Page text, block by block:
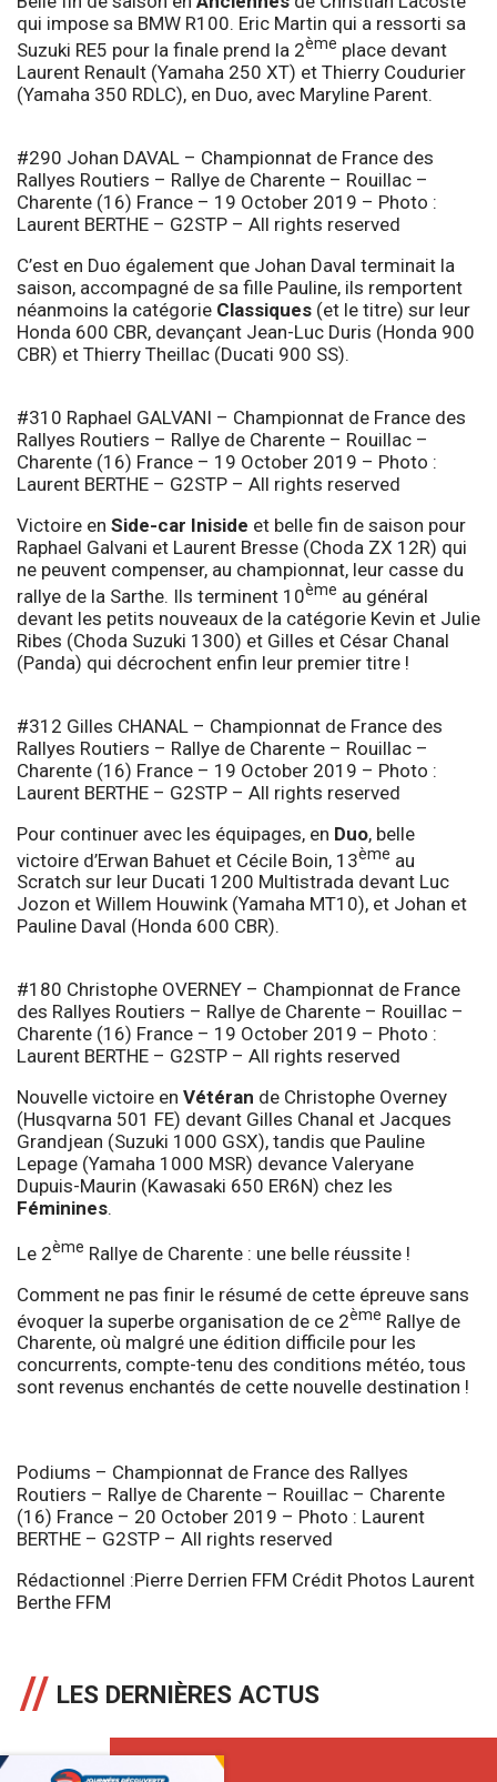
qui impose sa BMW R100. Eric Martin qui a ressorti sa
Suzuki RE5 pour la finale prend la 2ème place devant
Laurent Renault (Yamaha 250 XT) et Thierry Coudurier
(Yamaha 350 RDLC), en Duo, avec Maryline Parent.
#290 Johan DAVAL – Championnat de France des
Rallyes Routiers – Rallye de Charente – Rouillac –
Charente (16) France – 19 October 2019 – Photo :
Laurent BERTHE – G2STP – All rights reserved
C’est en Duo également que Johan Daval terminait la
saison, accompagné de sa fille Pauline, ils remportent
néanmoins la catégorie Classiques (et le titre) sur leur
Honda 600 CBR, devançant Jean-Luc Duris (Honda 900
CBR) et Thierry Theillac (Ducati 900 SS).
#310 Raphael GALVANI – Championnat de France des
Rallyes Routiers – Rallye de Charente – Rouillac –
Charente (16) France – 19 October 2019 – Photo :
Laurent BERTHE – G2STP – All rights reserved
Victoire en Side-car Iniside et belle fin de saison pour
Raphael Galvani et Laurent Bresse (Choda ZX 12R) qui
ne peuvent compenser, au championnat, leur casse du
rallye de la Sarthe. Ils terminent 10ème au général
devant les petits nouveaux de la catégorie Kevin et Julie
Ribes (Choda Suzuki 1300) et Gilles et César Chanal
(Panda) qui décrochent enfin leur premier titre !
#312 Gilles CHANAL – Championnat de France des
Rallyes Routiers – Rallye de Charente – Rouillac –
Charente (16) France – 19 October 2019 – Photo :
Laurent BERTHE – G2STP – All rights reserved
Pour continuer avec les équipages, en Duo, belle
victoire d’Erwan Bahuet et Cécile Boin, 13ème au
Scratch sur leur Ducati 1200 Multistrada devant Luc
Jozon et Willem Houwink (Yamaha MT10), et Johan et
Pauline Daval (Honda 600 CBR).
#180 Christophe OVERNEY – Championnat de France
des Rallyes Routiers – Rallye de Charente – Rouillac –
Charente (16) France – 19 October 2019 – Photo :
Laurent BERTHE – G2STP – All rights reserved
Nouvelle victoire en Vétéran de Christophe Overney
(Husqvarna 501 FE) devant Gilles Chanal et Jacques
Grandjean (Suzuki 1000 GSX), tandis que Pauline
Lepage (Yamaha 1000 MSR) devance Valeryane
Dupuis-Maurin (Kawasaki 650 ER6N) chez les
Féminines.
Le 2ème Rallye de Charente : une belle réussite !
Comment ne pas finir le résumé de cette épreuve sans
évoquer la superbe organisation de ce 2ème Rallye de
Charente, où malgré une édition difficile pour les
concurrents, compte-tenu des conditions météo, tous
sont revenus enchantés de cette nouvelle destination !
Podiums – Championnat de France des Rallyes
Routiers – Rallye de Charente – Rouillac – Charente
(16) France – 20 October 2019 – Photo : Laurent
BERTHE – G2STP – All rights reserved
Rédactionnel :Pierre Derrien FFM Crédit Photos Laurent
Berthe FFM
LES DERNIÈRES ACTUS